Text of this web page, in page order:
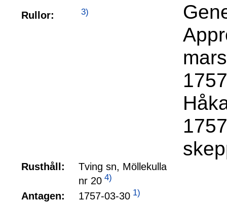
Rullor: 3)
Rusthåll:
Tving sn, Möllekulla
nr 20 4)
Antagen: 1757-03-30 1)